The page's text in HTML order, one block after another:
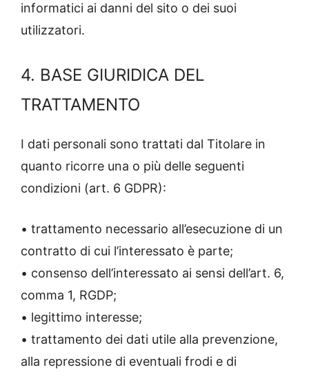
informatici ai danni del sito o dei suoi
utilizzatori.
4. BASE GIURIDICA DEL
TRATTAMENTO
I dati personali sono trattati dal Titolare in
quanto ricorre una o più delle seguenti
condizioni (art. 6 GDPR):
• trattamento necessario all’esecuzione di un
contratto di cui l’interessato è parte;
• consenso dell’interessato ai sensi dell’art. 6,
comma 1, RGDP;
• legittimo interesse;
• trattamento dei dati utile alla prevenzione,
alla repressione di eventuali frodi e di